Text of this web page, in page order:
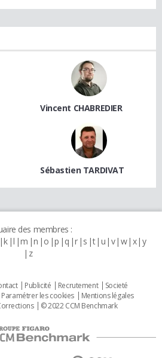
Vincent CHABREDIER
Sébastien TARDIVAT
des membres :
k l m n o p q r s t u v w x y
z
Publicité Recrutement
Societé
Paramétrer les cookies
Mentions légales
© 2022 CCM Benchmark